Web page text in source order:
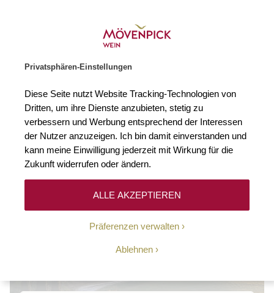
Privatsphären-Einstellungen
Diese Seite nutzt Website Tracking-Technologien von
Dritten, um ihre Dienste anzubieten, stetig zu
verbessern und Werbung entsprechend der Interessen
der Nutzer anzuzeigen. Ich bin damit einverstanden und
kann meine Einwilligung jederzeit mit Wirkung für die
Zukunft widerrufen oder ändern.
Präferenzen verwalten
Ablehnen
ALLE AKZEPTIEREN
Keine Ergebnisse
10-Euro-Willkommens-